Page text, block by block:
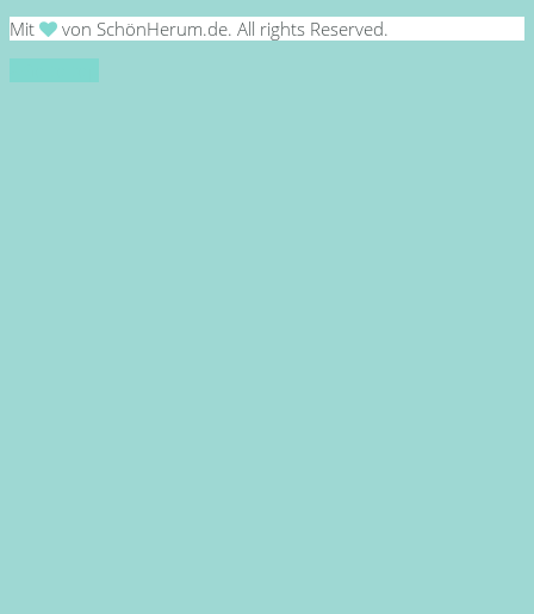
Mit
von SchönHerum.de. All rights Reserved.